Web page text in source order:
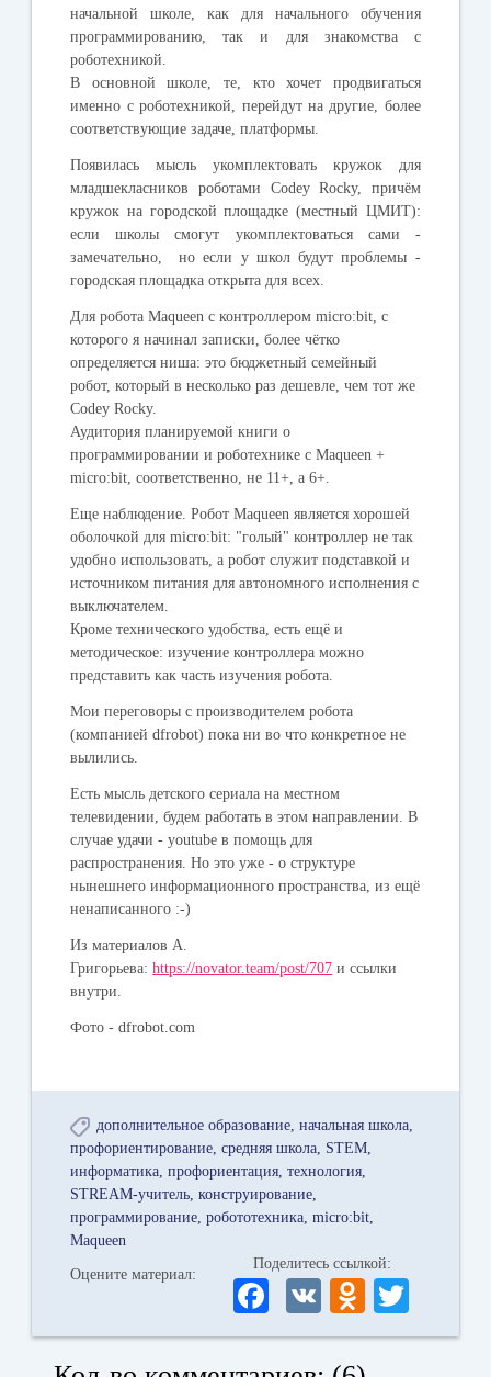
начальной школе, как для начального обучения
программированию, так и для знакомства с
роботехникой.
В основной школе, те, кто хочет продвигаться
именно с роботехникой, перейдут на другие, более
соответствующие задаче, платформы.
Появилась мысль укомплектовать кружок для
младшекласников роботами Codey Rocky, причём
кружок на городской площадке (местный ЦМИТ):
если школы смогут укомплектоваться сами -
замечательно, но если у школ будут проблемы -
городская площадка открыта для всех.
Для робота Maqueen с контроллером micro:bit, с
которого я начинал записки, более чётко
определяется ниша: это бюджетныйсемейный
робот, который в несколько раз дешевле, чем тот же
Codey Rocky.
Аудитория планируемой книги о
программировании и роботехнике с Maqueen +
micro:bit, соответственно, не 11+, а 6+.
Еще наблюдение . Робот Maqueen является хорошей
оболочкой для micro:bit: "голый" контроллер не так
удобно использовать, а робот служит подставкой и
источником питания для автономного исполнения с
выключателем.
Кроме технического удобства, есть ещё и
методическое: изучение контроллера можно
представить как часть изучения робота.
Мои переговоры с производителем робота
(компанией dfrobot) пока ни во что конкретное не
вылились.
Есть мысль детского сериала на местном
телевидении, будем работать в этом направлении. В
случае удачи - youtube в помощь для
распространения. Но это уже - о структуре
нынешнего информационного пространства, из ещё
ненаписанного :-)
Из материалов А.
Григорьева:https://novator.team/post/707 и ссылки
внутри.
Фото - dfrobot.com
дополнительное образование начальная школа
профориентирование средняя школа STEM
информатика профориентация технология
STREAM-учитель конструирование
программирование робототехника micro:bit
Maqueen
Оцените материал:
Поделитесь ссылкой:
Fa
ce
bo
V
K
O
dn wi